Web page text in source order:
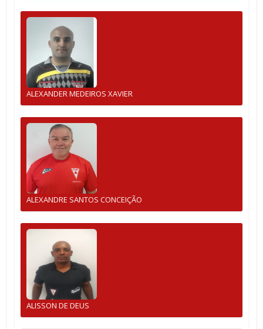
ALEXANDER MEDEIROS XAVIER
ALEXANDRE SANTOS CONCEIÇÃO
ALISSON DE DEUS